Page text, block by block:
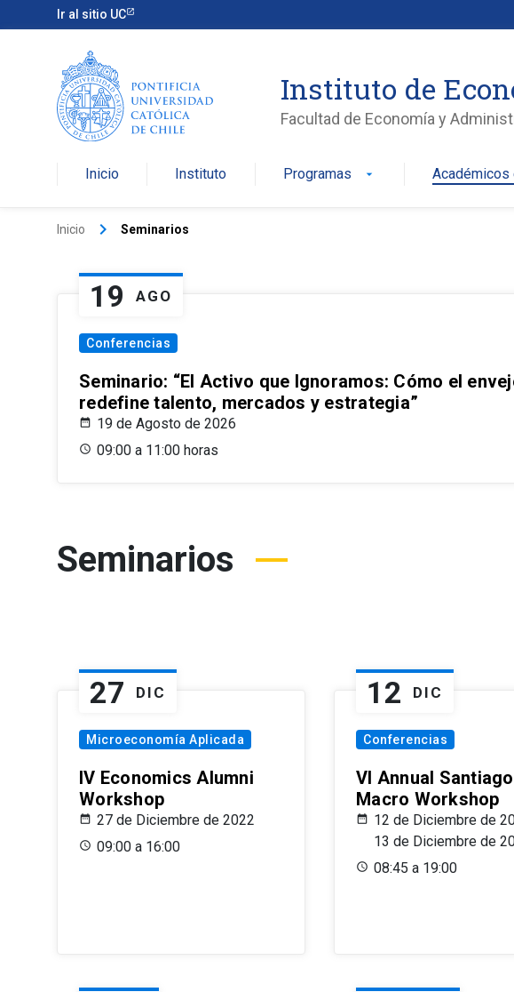
Ir al sitio UC
Instituto de
Facultad de Economía y
Inicio Instituto Programas arrow_drop_down Académicos
Inicio keyboard_arrow_right Seminarios
19 AGO
Conferencias
Seminario: “El Activo que Ignoramos: Cómo el
redefine talento, mercados y estrategia”
19 de Agosto de 2026
09:00 a 11:00 horas
Seminarios
27 DIC
Microeconomía Aplicada
IV Economics Alumni
Workshop
27 de Diciembre de 2022
09:00 a 16:00
12 DIC
Conferencias
VI Annual Santiago
Macro Workshop
12 de Diciembre de
13 de Diciembre de
08:45 a 19:00